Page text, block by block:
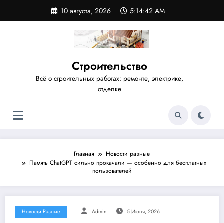
содержимому
10 августа, 2026 5:14:42 AM
Строительство
Всё о строительных работах: ремонте, электрике,
отделке
Главная
Новости разные
Память ChatGPT сильно прокачали — особенно для бесплатных
пользователей
Новости Разные Admin 5 Июня, 2026